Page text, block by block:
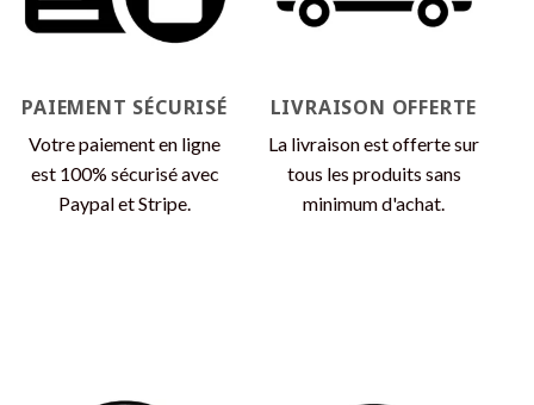
choisies
sur
du
produit
choisies
du
produit
PAIEMENT SÉCURISÉ
Votre paiement en ligne
est 100% sécurisé avec
Paypal et Stripe.
LIVRAISON OFFERTE
La livraison est offerte sur
tous les produits sans
minimum d'achat.